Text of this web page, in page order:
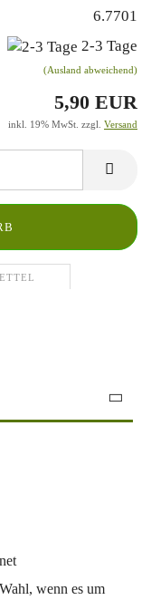
6.7701
2-3 Tage
(Ausland abweichend)
5,90 EUR
inkl. 19% MwSt. zzgl. Versand
wenn es um